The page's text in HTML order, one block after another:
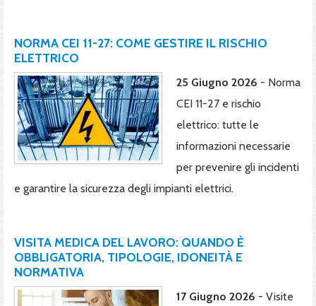
NORMA CEI 11-27: COME GESTIRE IL RISCHIO
ELETTRICO
25 Giugno 2026 - Norma
CEI 11-27 e rischio
elettrico: tutte le
informazioni necessarie
per prevenire gli incidenti
e garantire la sicurezza degli impianti elettrici.
VISITA MEDICA DEL LAVORO: QUANDO È
OBBLIGATORIA, TIPOLOGIE, IDONEITÀ E
NORMATIVA
17 Giugno 2026 - Visite